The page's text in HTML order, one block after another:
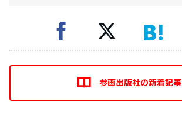
参画出版社の新着記事